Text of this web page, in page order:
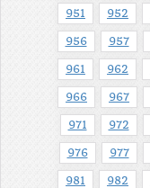
951 952
956 957
961 962
966 967
971 972
976 977
981 982